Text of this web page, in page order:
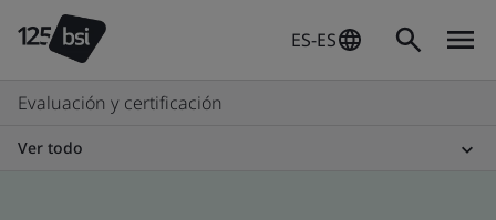
ES-ES
Evaluación y certificación
Ver todo